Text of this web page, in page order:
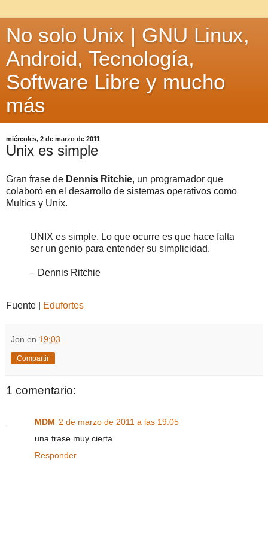
No solo Unix | GNU Linux,
Android, Tecnología,
Software Libre y mucho
más
miércoles, 2 de marzo de 2011
Unix es simple
Gran frase de Dennis Ritchie, un programador que
colaboró en el desarrollo de sistemas operativos como
Multics y Unix.
UNIX es simple. Lo que ocurre es que hace falta
ser un genio para entender su simplicidad.
– Dennis Ritchie
Fuente | Edufortes
Jon en 19:03
Compartir
1 comentario:
MDM 2 de marzo de 2011 a las 19:05
una frase muy cierta
Responder